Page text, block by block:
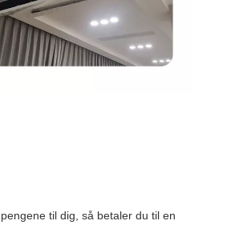
til dig, så betaler du til en